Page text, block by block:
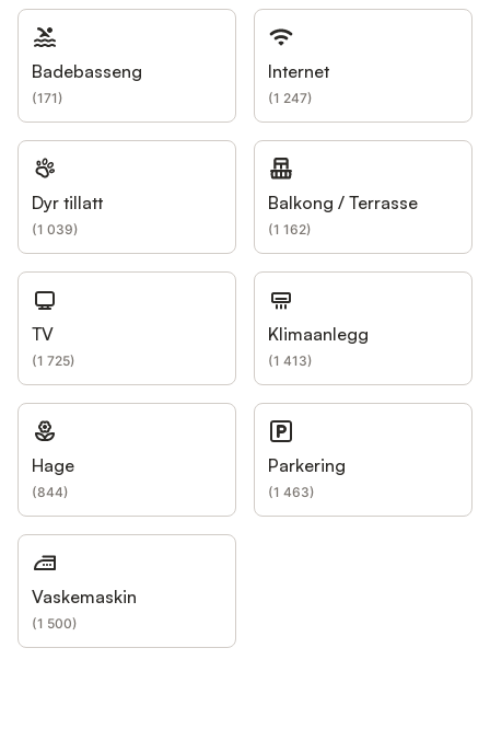
Badebasseng
(171)
Internet
(1 247)
Dyr tillatt
(1 039)
Balkong / Terrasse
(1 162)
TV
(1 725)
Klimaanlegg
(1 413)
Hage
(844)
Parkering
(1 463)
Vaskemaskin
(1 500)